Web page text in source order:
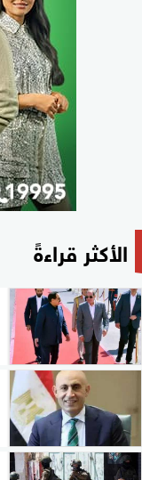
الأكثر قراءةً